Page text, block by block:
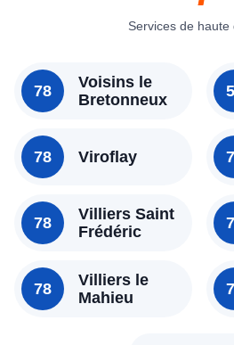
Services de haute
78
Voisins le
Bretonneux
78 Viroflay
78
Villiers Saint
Frédéric
78
Villiers le
Mahieu